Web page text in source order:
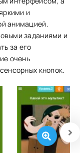
и
анимацией.
заданиями и
за его
очень
кнопок.